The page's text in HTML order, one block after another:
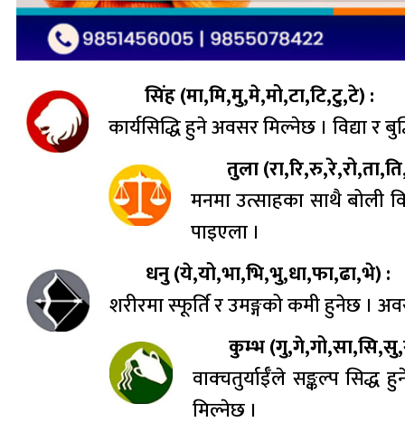
सिंह (मा,मि,मु,मे,मो,टा,टि,टु,टे) :
कार्यसिद्धि हुने अवसर मिल्नेछ । विद्या
तुला
मनमा उत्साहका साथै बोली
पाइएला ।
धनु (ये,यो,भा,भि,भु,धा,फा,ढा,भे) :
शरीरमा स्फूर्ति र उमङ्गको कमी हुनेछ ।
कुम्भ
वाक्चतुर्याईँले सङ्कल्प सिद्ध
मिल्नेछ ।